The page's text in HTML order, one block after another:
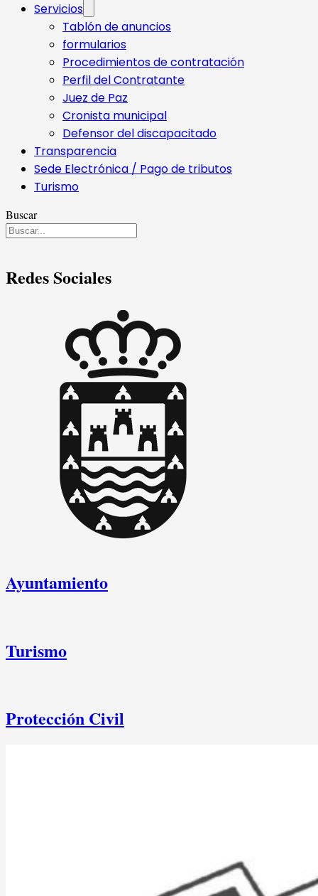
Servicios
Tablón de anuncios
formularios
Procedimientos de contratación
Perfil del Contratante
Juez de Paz
Cronista municipal
Defensor del discapacitado
Transparencia
Sede Electrónica / Pago de tributos
Turismo
Buscar
Redes Sociales
Ayuntamiento
Turismo
Protección Civil